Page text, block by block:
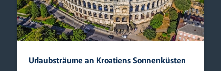
Urlaubsträume an Kroatiens Sonnenküsten